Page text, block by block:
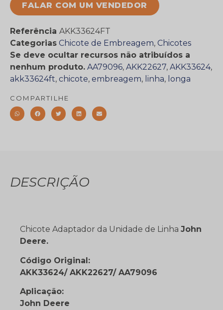
FALAR COM UM VENDEDOR
Referência AKK33624FT
Categorias Chicote de Embreagem, Chicotes
Se deve ocultar recursos não atribuídos a
nenhum produto. AA79096, AKK22627, AKK33624,
akk33624ft, chicote, embreagem, linha, longa
COMPARTILHE
DESCRIÇÃO
Chicote Adaptador da Unidade de Linha John
Deere.
Código Original:
AKK33624/ AKK22627/ AA79096
Aplicação:
John Deere